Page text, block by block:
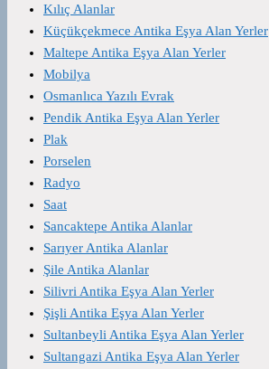
Kılıç Alanlar
Küçükçekmece Antika Eşya Alan Yerler
Maltepe Antika Eşya Alan Yerler
Mobilya
Osmanlıca Yazılı Evrak
Pendik Antika Eşya Alan Yerler
Plak
Porselen
Radyo
Saat
Sancaktepe Antika Alanlar
Sarıyer Antika Alanlar
Şile Antika Alanlar
Silivri Antika Eşya Alan Yerler
Şişli Antika Eşya Alan Yerler
Sultanbeyli Antika Eşya Alan Yerler
Sultangazi Antika Eşya Alan Yerler